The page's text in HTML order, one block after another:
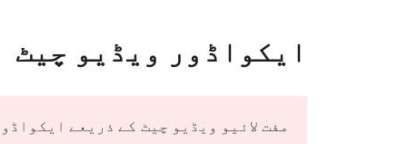
ایکواڈور ویڈیو چیٹ
مفت لائیو ویڈیو چیٹ کے ذریعے